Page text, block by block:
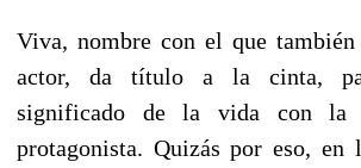
Viva, nombre con el que
actor, da título a la cinta,
significado de la vida con la
protagonista. Quizás por eso, en